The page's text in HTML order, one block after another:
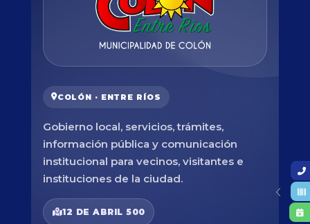
COLÓN · ENTRE RÍOS
Gobierno local, servicios, trámites,
información pública y comunicación
institucional para vecinos, visitantes e
instituciones de la ciudad.
12 DE ABRIL 500